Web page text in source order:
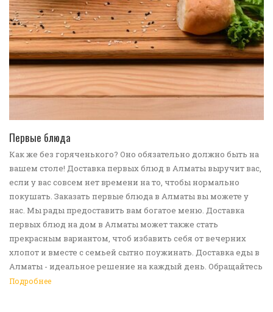
Первые блюда
Как же без горяченького? Оно обязательно должно быть на
вашем столе! Доставка первых блюд в Алматы выручит вас,
если у вас совсем нет времени на то, чтобы нормально
покушать. Заказать первые блюда в Алматы вы можете у
нас. Мы рады предоставить вам богатое меню. Доставка
первых блюд на дом в Алматы может также стать
прекрасным вариантом, чтоб избавить себя от вечерних
хлопот и вместе с семьей сытно поужинать. Доставка еды в
Алматы - идеальное решение на каждый день. Обращайтесь
к нам!
Подробнее